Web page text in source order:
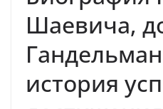
Шаевича,
история